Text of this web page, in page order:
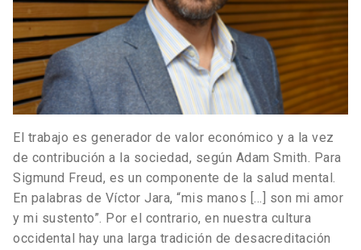
El trabajo es generador de valor económico y a la vez
de contribución a la sociedad, según Adam Smith. Para
Sigmund Freud, es un componente de la salud mental.
En palabras de Víctor Jara, “mis manos […] son mi amor
y mi sustento”. Por el contrario, en nuestra cultura
occidental hay una larga tradición de desacreditación